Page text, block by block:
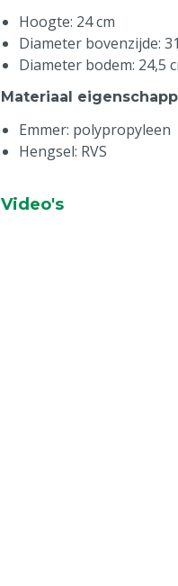
Hoogte: 24 cm
Diameter bovenzijde:
Diameter bodem: 24,5
Materiaal
Emmer: polypropyleen
Hengsel: RVS
Video's